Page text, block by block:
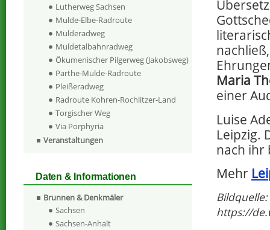
Maria
einer
Luise
Leipzig.
nach ihr
Mehr
Bildquelle:
https://
Lutherweg Sachsen
Mulde-Elbe-Radroute
Mulderadweg
Muldetalbahnradweg
Ökumenischer Pilgerweg (Jakobsweg)
Parthe-Mulde-Radroute
Pleißeradweg
Radroute Kohren-Rochlitzer-Land
Torgischer Weg
Via Porphyria
Veranstaltungen
Daten & Informationen
Brunnen & Denkmäler
Sachsen
Sachsen-Anhalt